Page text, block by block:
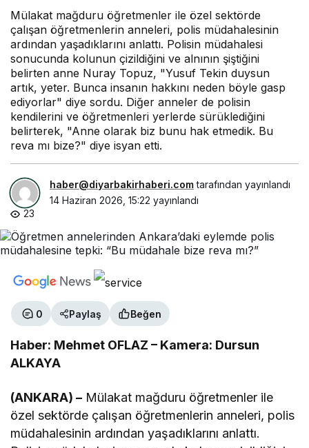
Mülakat mağduru öğretmenler ile özel sektörde
çalışan öğretmenlerin anneleri, polis müdahalesinin
ardından yaşadıklarını anlattı. Polisin müdahalesi
sonucunda kolunun çizildiğini ve alnının şiştiğini
belirten anne Nuray Topuz, "Yusuf Tekin duysun
artık, yeter. Bunca insanın hakkını neden böyle gasp
ediyorlar" diye sordu. Diğer anneler de polisin
kendilerini ve öğretmenleri yerlerde sürüklediğini
belirterek, "Anne olarak biz bunu hak etmedik. Bu
reva mı bize?" diye isyan etti.
haber@diyarbakirhaberi.comtarafından yayınlandı
14 Haziran 2026, 15:22 yayınlandı
23
0 Paylaş Beğen
Haber: Mehmet OFLAZ – Kamera: Dursun
ALKAYA
(ANKARA) – Mülakat mağduru öğretmenler ile
özel sektörde çalışan öğretmenlerin anneleri, polis
müdahalesinin ardından yaşadıklarını anlattı.